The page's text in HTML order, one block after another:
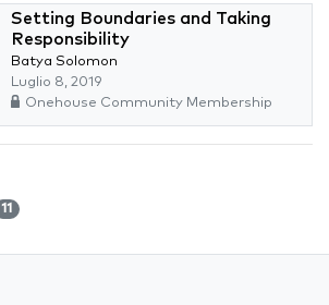
Setting Boundaries and Taking
Responsibility
Batya Solomon
Luglio 8, 2019
Onehouse Community Membership
11